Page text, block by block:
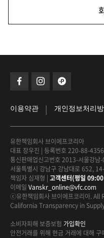
이용약관 | 개인정보처리
유한책임회사 브이에프코리아
대표 장우진 | 등록번호 220-88-
통신판매업신고번호 2013-서울강남
서울특별시 강남구 강남대로 652,
책임자 심재형 | 고객센터(평일
이메일 Vanskr_online@vfc.com
ⓒ유한책임회사 브이에프코리아.
California Transparency in
소비자피해 보증보험 가입확인
안전거래를 위해 현금 거래에 대해 구